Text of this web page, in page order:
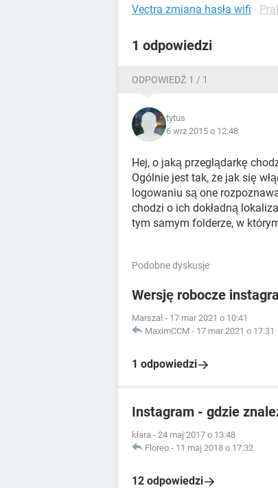
Vectra zmiana hasła wifi -
1 odpowiedzi
ODPOWIEDŹ 1 / 1
tytus
6 wrz 2015 o 12:48
Hej, o jaką przeglądarkę
Ogólnie jest tak, że jak się
logowaniu są one
chodzi o ich dokładną
tym samym folderze, w
Podobne dyskusje
Wersję robocze
Marszal - 17 mar 2021 o 10:41
MaximCCM - 17 mar 2021 o 17:31
1 odpowiedzi
Instagram - gdzie
klara - 24 maj 2017 o 13:48
Floreo - 11 maj 2018 o 17:32
12 odpowiedzi